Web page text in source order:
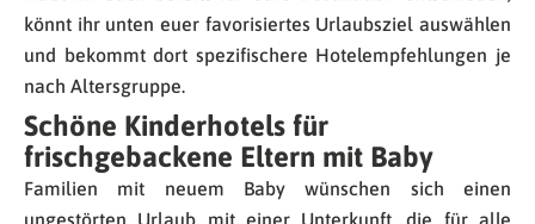
könnt ihr unten euer favorisiertes Urlaubsziel auswählen
und bekommt dort spezifischere Hotelempfehlungen je
nach Altersgruppe.
Schöne Kinderhotels für
frischgebackene Eltern mit Baby
Familien mit neuem Baby wünschen sich einen
ungestörten Urlaub mit einer Unterkunft, die für alle